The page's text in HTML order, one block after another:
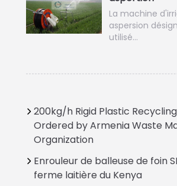
La machine
aspersion
utilisé…
200kg/h Rigid Plastic
Ordered by Armenia Waste
Organization
Enrouleur de balleuse de foin
ferme laitière du Kenya